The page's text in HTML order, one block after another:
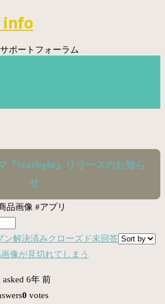
info
ポートフォーラム
『Starlight』リリースのお知ら
せ
品画像 #アプリ
ン解決済みクローズド未回答
像が見切れてしまう
asked 6年 前
0 votes